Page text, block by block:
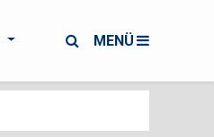
MENÜ